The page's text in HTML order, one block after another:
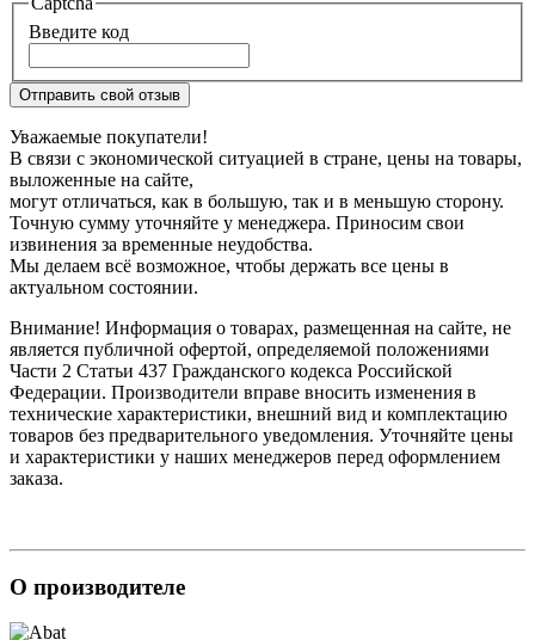
Введите код
Отправить свой отзыв
Уважаемые покупатели!
В связи с экономической ситуацией в стране, цены на товары,
выложенные на сайте,
могут отличаться, как в большую, так и в меньшую сторону.
Точную сумму уточняйте у менеджера. Приносим свои
извинения за временные неудобства.
Мы делаем всё возможное, чтобы держать все цены в
актуальном состоянии.
Внимание! Информация о товарах, размещенная на сайте, не
является публичной офертой, определяемой положениями
Части 2 Статьи 437 Гражданского кодекса Российской
Федерации. Производители вправе вносить изменения в
технические характеристики, внешний вид и комплектацию
товаров без предварительного уведомления. Уточняйте цены
и характеристики у наших менеджеров перед оформлением
заказа.
О производителе